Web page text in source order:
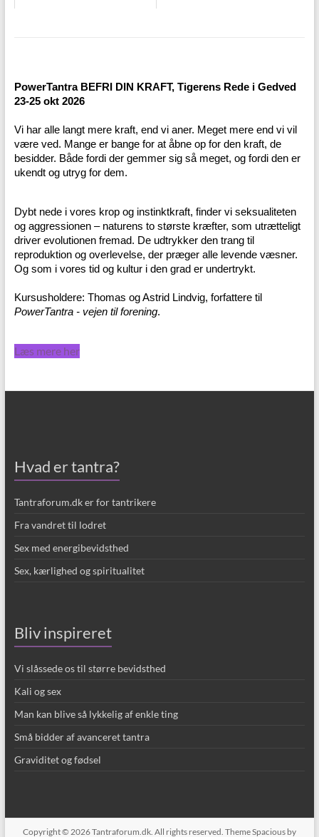
PowerTantra BEFRI DIN KRAFT, Tigerens Rede i Gedved
23-25 okt 2026
Vi har alle langt mere kraft, end vi aner. Meget mere end vi vil
være ved. Mange er bange for at åbne op for den kraft, de
besidder. Både fordi der gemmer sig så meget, og fordi den er
ukendt og utryg for dem.
Dybt nede i vores krop og instinktkraft, finder vi seksualiteten
og aggressionen – naturens to største kræfter, som utrætteligt
driver evolutionen fremad. De udtrykker den trang til
reproduktion og overlevelse, der præger alle levende væsner.
Og som i vores tid og kultur i den grad er undertrykt.
Kursusholdere: Thomas og Astrid Lindvig, forfattere til
PowerTantra - vejen til forening.
Læs mere her
Hvad er tantra?
Tantraforum.dk er for tantrikere
Fra vandret til lodret
Sex med energibevidsthed
Sex, kærlighed og spiritualitet
Bliv inspireret
Vi slåssede os til større bevidsthed
Kali og sex
Man kan blive så lykkelig af enkle ting
Små bidder af avanceret tantra
Graviditet og fødsel
Copyright © 2026Tantraforum.dk. All rights reserved. ThemeSpaciousby